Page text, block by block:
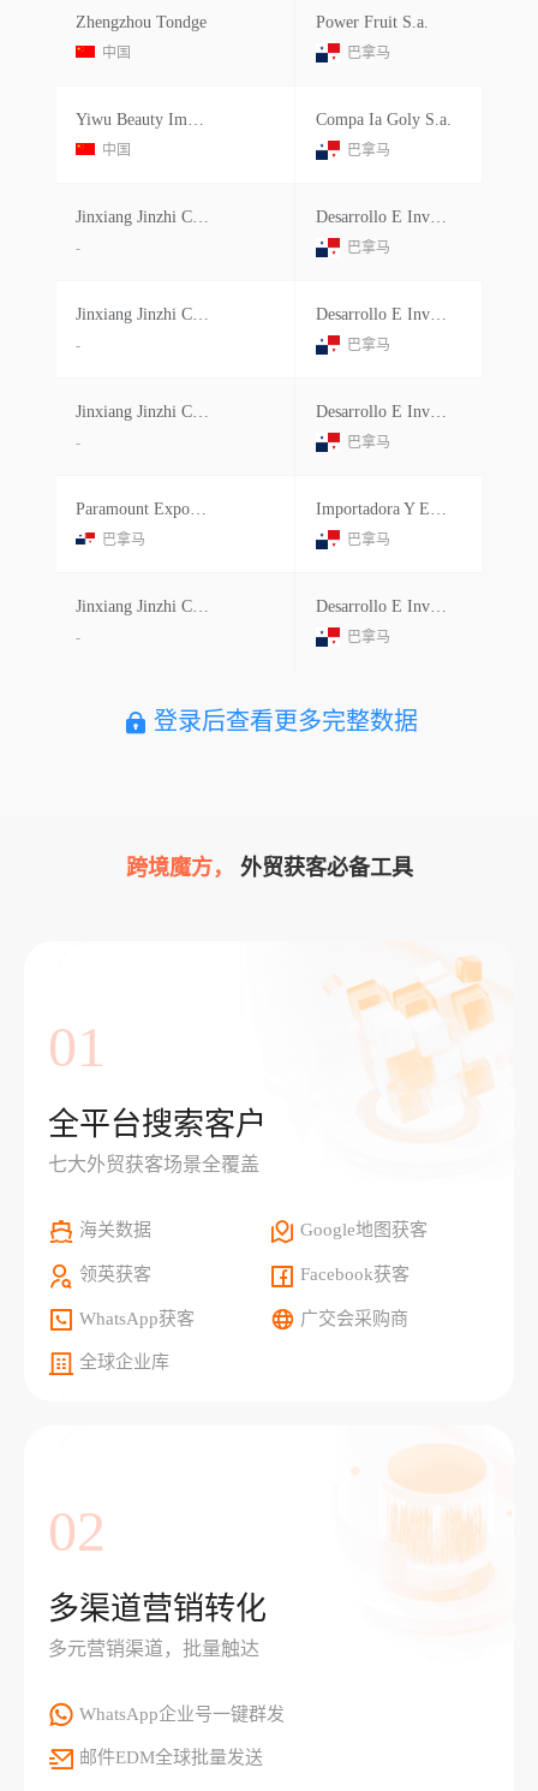
Zhengzhou Tondge
中国
Power Fruit S.a.
巴拿马
Yiwu Beauty Imports&exp Co.ltd.
中国
Compa Ia Goly S.a.
巴拿马
Jinxiang Jinzhi Commercial Trading
-
Desarrollo E Inversiones Mo Sa
巴拿马
Jinxiang Jinzhi Commercial Trading
-
Desarrollo E Inversiones Mo Sa
巴拿马
Jinxiang Jinzhi Commercial Trading
-
Desarrollo E Inversiones Mo Sa
巴拿马
Paramount Export Co
巴拿马
Importadora Y Exp Hermanos Gago S.a.
巴拿马
Jinxiang Jinzhi Commercial Trading
-
Desarrollo E Inversiones Mo Sa
巴拿马
登录后查看更多完整数据
跨境魔方， 外贸获客必备工具
01
全平台搜索客户
七大外贸获客场景全覆盖
海关数据 Google地图获客
领英获客 Facebook获客
WhatsApp获客 广交会采购商
全球企业库
02
多渠道营销转化
多元营销渠道，批量触达
WhatsApp企业号一键群发
邮件EDM全球批量发送